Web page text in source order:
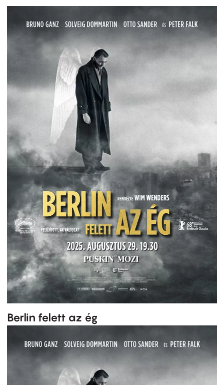
Berlin felett az ég